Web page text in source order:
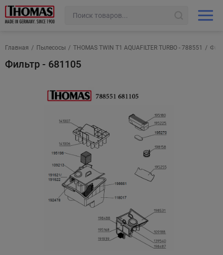
Главная / Пылесосы / THOMAS TWIN T1 AQUAFILTER TURBO - 788551 /
Фильтр - 681105